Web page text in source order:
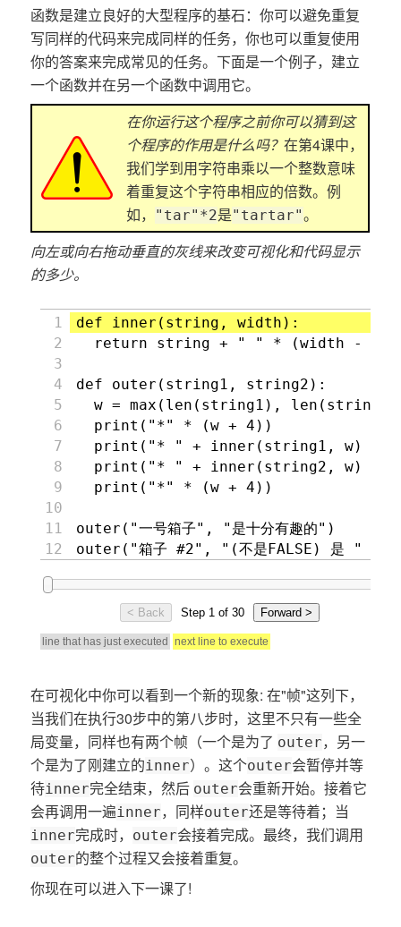
函数是建立良好的大型程序的基石：你可以避免重复
写同样的代码来完成同样的任务，你也可以重复使用
你的答案来完成常见的任务。下面是一个例子，建立
一个函数并在另一个函数中调用它。
在你运行这个程序之前你可以猜到这
个程序的作用是什么吗？在第4课中，
我们学到用字符串乘以一个整数意味
着重复这个字符串相应的倍数。例
如，
"tar"*2是"tartar"。
向左或向右拖动垂直的灰线来改变可视化和代码显示
的多少。
在可视化中你可以看到一个新的现象: 在"帧"这列下，
当我们在执行30步中的第八步时，这里不只有一些全
局变量，同样也有两个帧（一个是为了 outer，另一
个是为了刚建立的inner）。这个outer会暂停并等
待inner完全结束，然后 outer会重新开始。接着它
会再调用一遍inner，同样outer还是等待着；当
inner完成时， outer会接着完成。最终，我们调用
outer的整个过程又会接着重复。
你现在可以进入下一课了!